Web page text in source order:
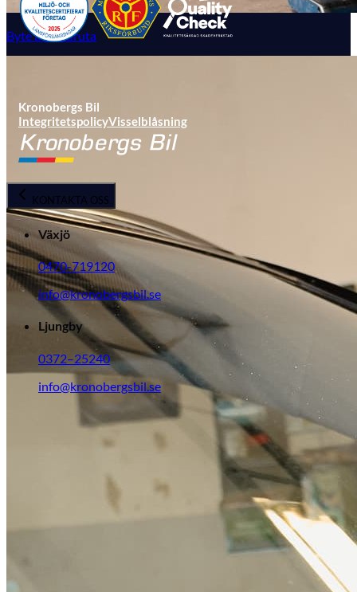
Byte av vindruta
Kronobergs Bil
IntegritetspolicyVisselblåsning
KONTAKTA OSS
Växjö
0470-719120
info@kronobergsbil.se
Ljungby
0372–25240
info@kronobergsbil.se